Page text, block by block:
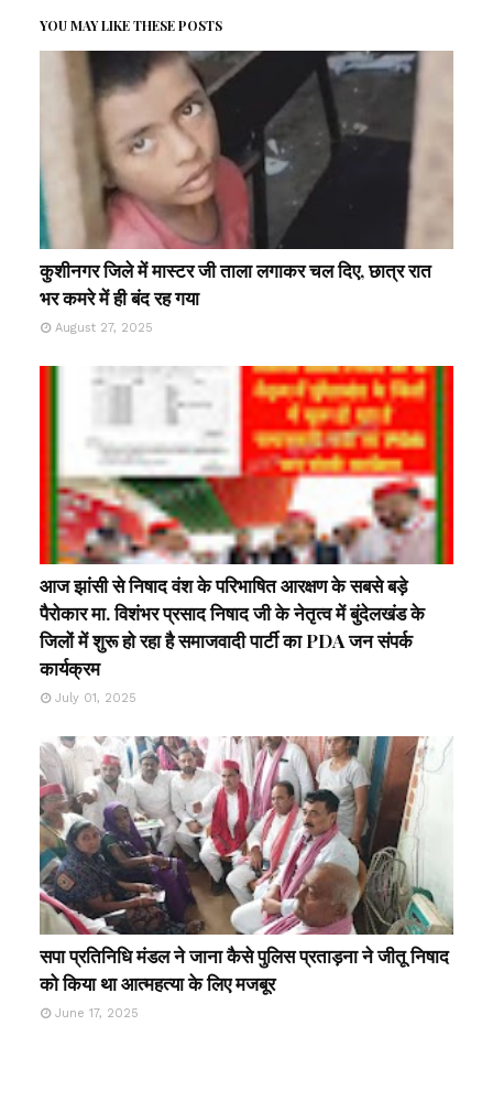
YOU MAY LIKE THESE POSTS
कुशीनगर जिले में मास्टर जी ताला लगाकर चल दिए, छात्र रात
भर कमरे में ही बंद रह गया
August 27, 2025
आज झांसी से निषाद वंश के परिभाषित आरक्षण के सबसे बड़े
पैरोकार मा. विशंभर प्रसाद निषाद जी के नेतृत्व में बुंदेलखंड के
जिलों में शुरू हो रहा है समाजवादी पार्टी का PDA जन संपर्क
कार्यक्रम
July 01, 2025
सपा प्रतिनिधि मंडल ने जाना कैसे पुलिस प्रताड़ना ने जीतू निषाद
को किया था आत्महत्या के लिए मजबूर
June 17, 2025